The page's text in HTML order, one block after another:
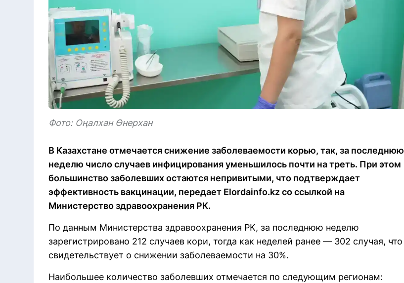
Фото: Оңалхан Өнерхан
В Казахстане отмечается снижение заболеваемости корью, так, за последнюю
неделю число случаев инфицирования уменьшилось почти на треть. При этом
большинство заболевших остаются непривитыми, что подтверждает
эффективность вакцинации, передает Elordainfo.kz со ссылкой на
Министерство здравоохранения РК.
По данным Министерства здравоохранения РК, за последнюю неделю
зарегистрировано 212 случаев кори, тогда как неделей ранее — 302 случая, что
свидетельствует о снижении заболеваемости на 30%.
Наибольшее количество заболевших отмечается по следующим регионам: